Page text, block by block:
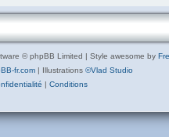
© phpBB Limited | Style awesome by
fr.com | Illustrations ©Vlad Studio
| Conditions